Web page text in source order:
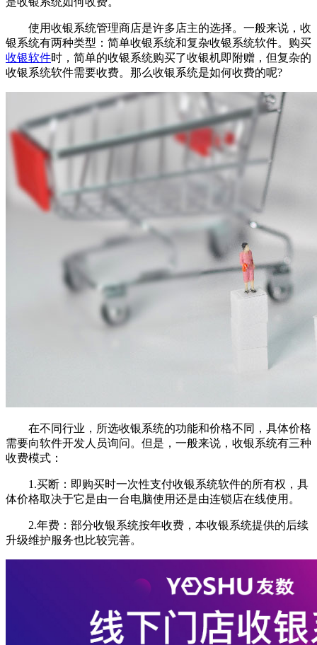
使用收银系统管理商店是许多店主的选择。一般来说，收
银系统有两种类型：简单收银系统和复杂收银系统软件。购买
收银软件时，简单的收银系统购买了收银机即附赠，但复杂的
收银系统软件需要收费。那么收银系统是如何收费的呢?
在不同行业，所选收银系统的功能和价格不同，具体价格
需要向软件开发人员询问。但是，一般来说，收银系统有三种
收费模式：
1.买断：即购买时一次性支付收银系统软件的所有权，具
体价格取决于它是由一台电脑使用还是由连锁店在线使用。
2.年费：部分收银系统按年收费，本收银系统提供的后续
升级维护服务也比较完善。